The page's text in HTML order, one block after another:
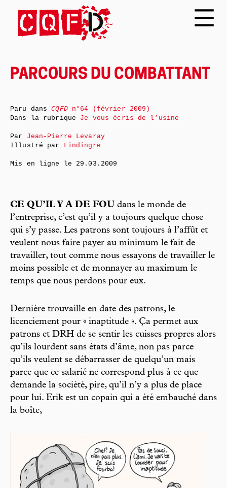
PARCOURS DU COMBATTANT
CE QU’IL Y A DE FOU dans le monde de
l’entreprise, c’est qu’il y a toujours quelque chose
qui s’y passe. Les patrons sont toujours à l’affût et
veulent nous faire payer au minimum le fait de
travailler, tout comme nous essayons de travailler le
moins possible et de monnayer au maximum le
temps que nous perdons pour eux.
Dernière trouvaille en date des patrons, le
licenciement pour « inaptitude ». Ça permet aux
patrons et DRH de se sentir les cuisses propres alors
qu’ils lourdent sans états d’âme, non pas parce
qu’ils veulent se débarrasser de quelqu’un mais
parce que ce salarié ne correspond plus à ce que
demande la société, pire, qu’il n’y a plus de place
pour lui. Erik est un copain qui a été embauché dans
la boîte,
Paru dansCQFDn°64 (février 2009)
Dans la rubrique Je vous écris de l’usine
Par Jean-Pierre Levaray
Illustré par Lindingre
Mis en ligne le 29.03.2009